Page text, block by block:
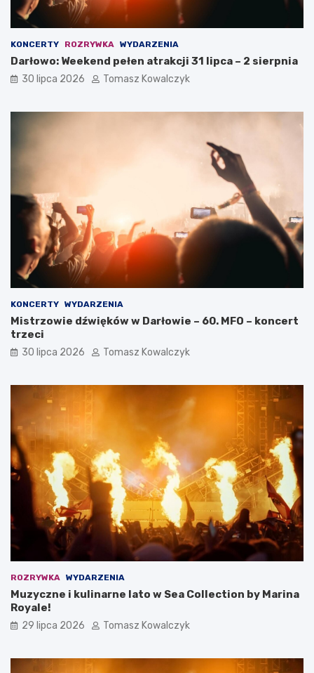
KONCERTY ROZRYWKA WYDARZENIA
Darłowo: Weekend pełen atrakcji 31 lipca – 2 sierpnia
30 lipca 2026 Tomasz Kowalczyk
KONCERTY WYDARZENIA
Mistrzowie dźwięków w Darłowie – 60. MFO – koncert
trzeci
30 lipca 2026 Tomasz Kowalczyk
ROZRYWKA WYDARZENIA
Muzyczne i kulinarne lato w Sea Collection by Marina
Royale!
29 lipca 2026 Tomasz Kowalczyk